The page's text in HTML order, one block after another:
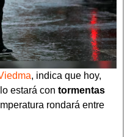
, indica que hoy,
estará con tormentas
rondará entre